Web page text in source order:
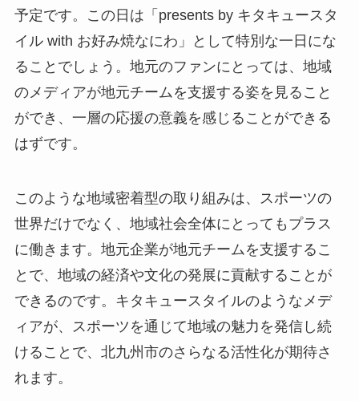
予定です。この日は「presents by キタキュースタ
イル with お好み焼なにわ」として特別な一日にな
ることでしょう。地元のファンにとっては、地域
のメディアが地元チームを支援する姿を見ること
ができ、一層の応援の意義を感じることができる
はずです。
このような地域密着型の取り組みは、スポーツの
世界だけでなく、地域社会全体にとってもプラス
に働きます。地元企業が地元チームを支援するこ
とで、地域の経済や文化の発展に貢献することが
できるのです。キタキュースタイルのようなメデ
ィアが、スポーツを通じて地域の魅力を発信し続
けることで、北九州市のさらなる活性化が期待さ
れます。